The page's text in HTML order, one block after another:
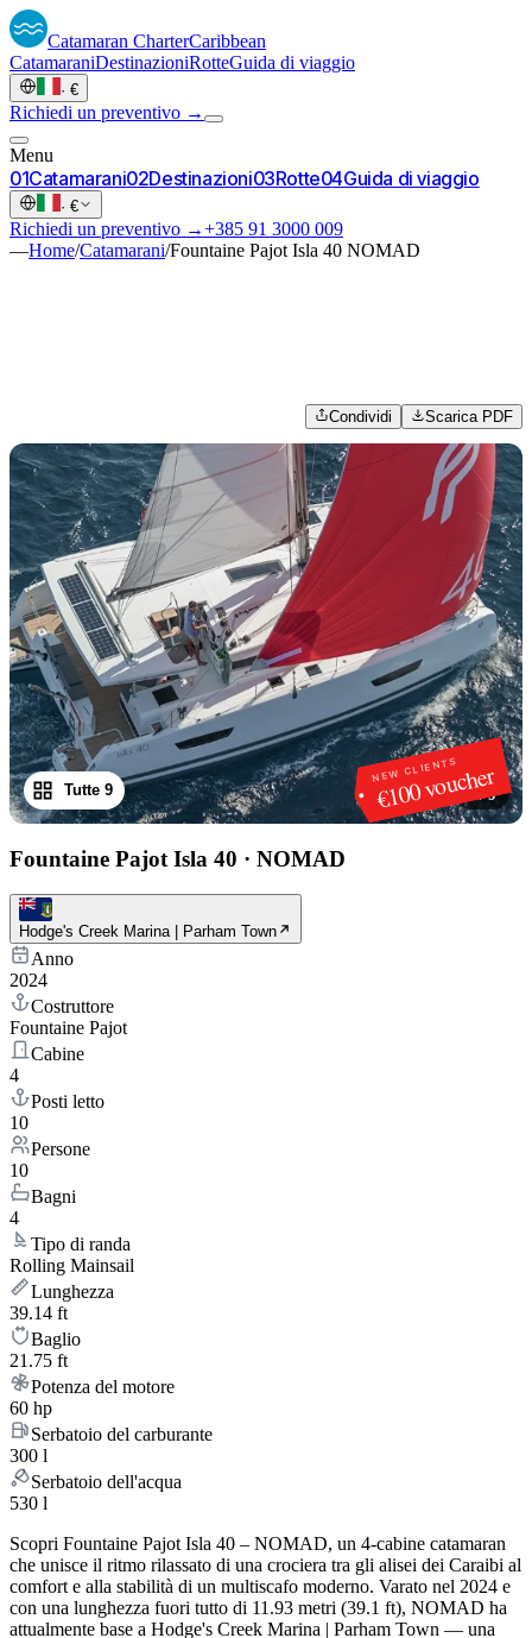
Catamaran CharterCaribbean
CatamaraniDestinazioniRotteGuida di viaggio
· €
Richiedi un preventivo →
Menu
01Catamarani02Destinazioni03Rotte04Guida di viaggio
· €
Richiedi un preventivo →+385 91 3000 009
—Home/Catamarani/Fountaine Pajot Isla 40 NOMAD
Condividi Scarica PDF
NEW CLIENTS
€100 voucher
1 /9
Tutte 9
Fountaine Pajot Isla 40 · NOMAD
Hodge's Creek Marina | Parham Town
Anno
2024
Costruttore
Fountaine Pajot
Cabine
4
Posti letto
10
Persone
10
Bagni
4
Tipo di randa
Rolling Mainsail
Lunghezza
39.14 ft
Baglio
21.75 ft
Potenza del motore
60 hp
Serbatoio del carburante
300 l
Serbatoio dell'acqua
530 l
Scopri Fountaine Pajot Isla 40 – NOMAD, un 4-cabine catamaran
che unisce il ritmo rilassato di una crociera tra gli alisei dei Caraibi al
comfort e alla stabilità di un multiscafo moderno. Varato nel 2024 e
con una lunghezza fuori tutto di 11.93 metri (39.1 ft), NOMAD ha
attualmente base a Hodge's Creek Marina | Parham Town — una